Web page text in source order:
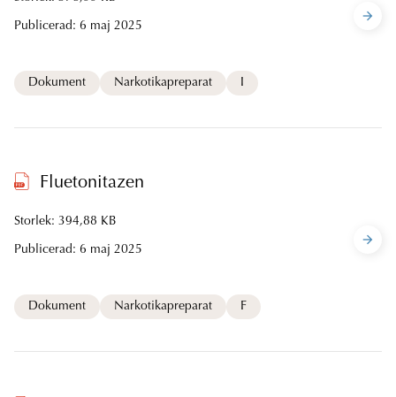
Publicerad: 6 maj 2025
Dokument Narkotikapreparat I
Fluetonitazen
Storlek: 394,88 KB
Publicerad: 6 maj 2025
Dokument Narkotikapreparat F